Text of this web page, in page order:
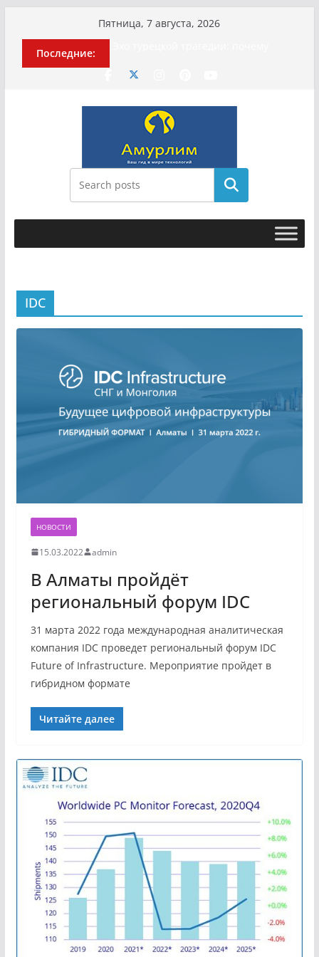
содержимому
Пятница, 7 августа, 2026
Последние:
МотоТани?
приговорили к четырём годам
Илью Ремесло задержали по делу о
фейках о российской армии
Новые криминальные хроники
связали Диану Шурыгину и Настю
История о том, как «Пухососы»
улетели к чужому дяде
Поиск
IDC
НОВОСТИ
15.03.2022 admin
В Алматы пройдёт
региональный форум IDC
31 марта 2022 года международная аналитическая
компания IDС проведет региональный форум IDC
Future of Infrastructure. Мероприятие пройдет в
гибридном формате
Читайте далее